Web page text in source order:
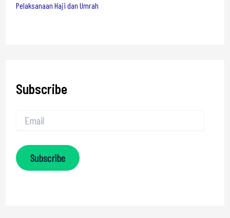
Pelaksanaan Haji dan Umrah
Subscribe
Subscribe